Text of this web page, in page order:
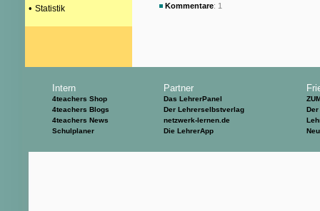
• Statistik
Kommentare: 1
Intern
4teachers Shop
4teachers Blogs
4teachers News
Schulplaner
Partner
Das LehrerPanel
Der Lehrerselbstverlag
netzwerk-lernen.de
Die LehrerApp